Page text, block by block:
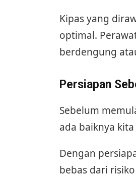
Kipas yang
optimal.
berdengung
Persiapan
Sebelum
ada baiknya
Dengan
bebas dari